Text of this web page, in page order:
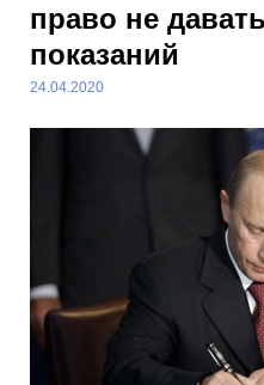
право не
показаний
24.04.2020